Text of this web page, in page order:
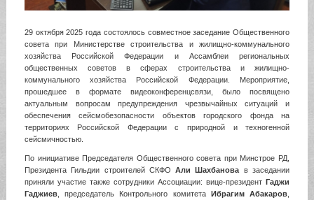
29 октября 2025 года состоялось совместное заседание Общественного
совета при Министерстве строительства и жилищно-коммунального
хозяйства Российской Федерации и Ассамблеи региональных
общественных советов в сферах строительства и жилищно-
коммунального хозяйства Российской Федерации. Мероприятие,
прошедшее в формате видеоконференцсвязи, было посвящено
актуальным вопросам предупреждения чрезвычайных ситуаций и
обеспечения сейсмобезопасности объектов городского фонда на
территориях Российской Федерации с природной и техногенной
сейсмичностью.
По инициативе Председателя Общественного совета при Минстрое РД,
Президента Гильдии строителей СКФОАли Шахбанова в заседании
приняли участие также сотрудники Ассоциации: вице-президентГаджи
Гаджиев, председатель Контрольного комитета Ибрагим Абакаров